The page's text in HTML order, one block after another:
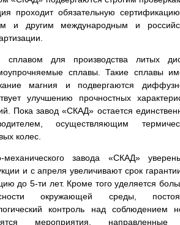
проходит обязательную
и другим международным и
для производства литых
сплавы. Такие сплавы
магния и подвергаются
улучшению прочностных
Пока завод «СКАД» остается
осуществляющим
колес.
механического завода «СКАД»
и с апреля увеличивают срок
до 5-ти лет. Кроме того уделяется
окружающей среды,
контроль над соблюдением
мероприятия,